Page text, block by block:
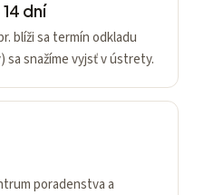
dní
blíži sa termín odkladu
sa snažíme vyjsť v ústrety.
poradenstva a